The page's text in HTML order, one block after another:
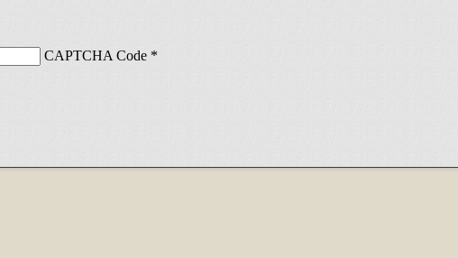
CAPTCHA Code *